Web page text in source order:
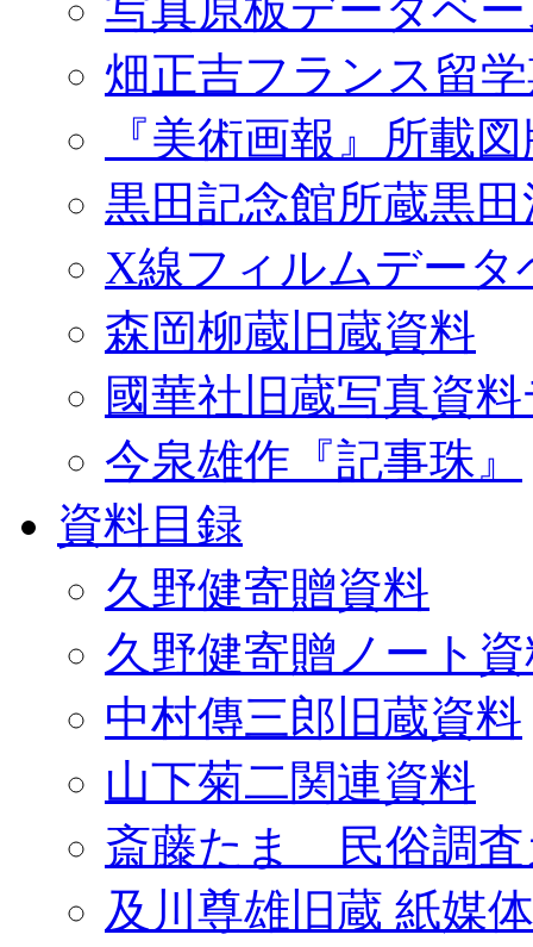
畑正吉フランス留
『美術画報』所載
黒田記念館所蔵黒
X線フィルムデータ
森岡柳蔵旧蔵資料
國華社旧蔵写真資
今泉雄作『記事珠』
資料目録
久野健寄贈資料
久野健寄贈ノート
中村傳三郎旧蔵資料
山下菊二関連資料
斎藤たま 民俗調査
及川尊雄旧蔵 紙媒